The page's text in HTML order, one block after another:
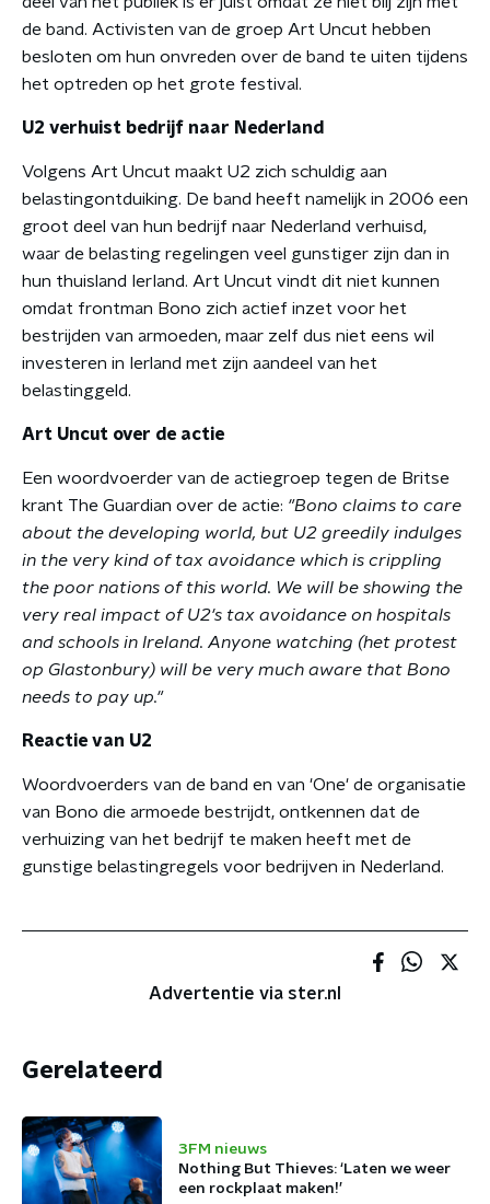
de band. Activisten van de groep Art Uncut hebben
besloten om hun onvreden over de band te uiten tijdens
het optreden op het grote festival.
U2 verhuist bedrijf naar Nederland
Volgens Art Uncut maakt U2 zich schuldig aan
belastingontduiking. De band heeft namelijk in 2006 een
groot deel van hun bedrijf naar Nederland verhuisd,
waar de belasting regelingen veel gunstiger zijn dan in
hun thuisland IerIand. Art Uncut vindt dit niet kunnen
omdat frontman Bono zich actief inzet voor het
bestrijden van armoeden, maar zelf dus niet eens wil
investeren in Ierland met zijn aandeel van het
belastinggeld.
Art Uncut over de actie
Een woordvoerder van de actiegroep tegen de Britse
krant The Guardian over de actie: "Bono claims to care
about the developing world, but U2 greedily indulges
in the very kind of tax avoidance which is crippling
the poor nations of this world. We will be showing the
very real impact of U2's tax avoidance on hospitals
and schools in Ireland. Anyone watching (het protest
op Glastonbury) will be very much aware that Bono
needs to pay up."
Reactie van U2
Woordvoerders van de band en van 'One' de organisatie
van Bono die armoede bestrijdt, ontkennen dat de
verhuizing van het bedrijf te maken heeft met de
gunstige belastingregels voor bedrijven in Nederland.
Advertentie via ster.nl
Gerelateerd
3FM nieuws
Nothing But Thieves: ‘Laten we weer
een rockplaat maken!’